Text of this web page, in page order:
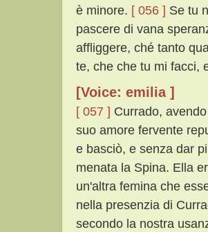
è minore. [ 056 ] Se tu
pascere di vana
affliggere, ché tanto
te, che che tu mi facci,
[Voice: emilia ]
[ 057 ] Currado,
suo amore fervente
e basciò, e senza dar
menata la Spina. Ella
un'altra femina che
nella presenzia di
secondo la nostra